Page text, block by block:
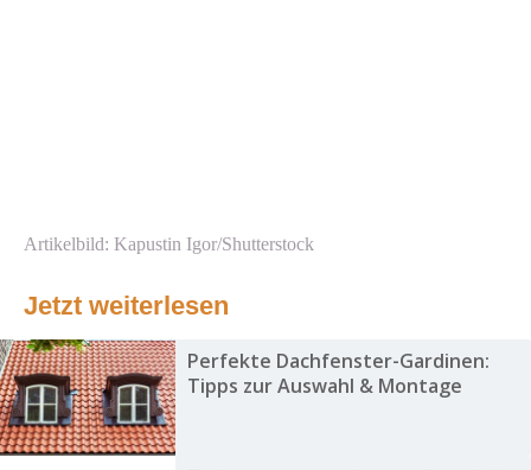
Artikelbild: Kapustin Igor/Shutterstock
Jetzt weiterlesen
Perfekte Dachfenster-Gardinen:
Tipps zur Auswahl & Montage